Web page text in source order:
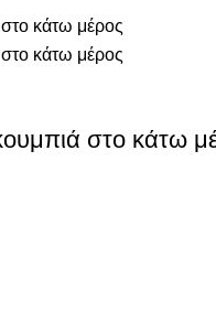
στο κάτω